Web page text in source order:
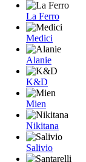
La Ferro
Medici
Alanie
K&D
Mien
Nikitana
Salivio